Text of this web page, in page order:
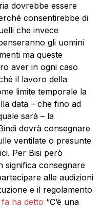
dovrebbe essere
consentirebbe di
che invece
gli uomini
ma queste
aver in ogni caso
il lavoro della
limite temporale la
data – che fino ad
sarà – la
dovrà consegnare
ventilate o presunte
Per Bisi però
significa consegnare
alle audizioni
e il regolamento
ha detto “C’è una